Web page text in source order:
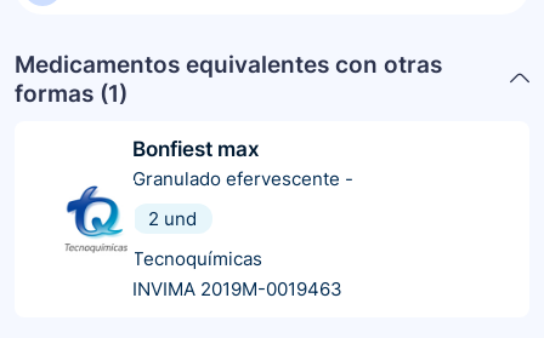
Medicamentos equivalentes con otras
formas (1)
Bonfiest max
Granulado efervescente -
2 und
Tecnoquímicas
INVIMA 2019M-0019463